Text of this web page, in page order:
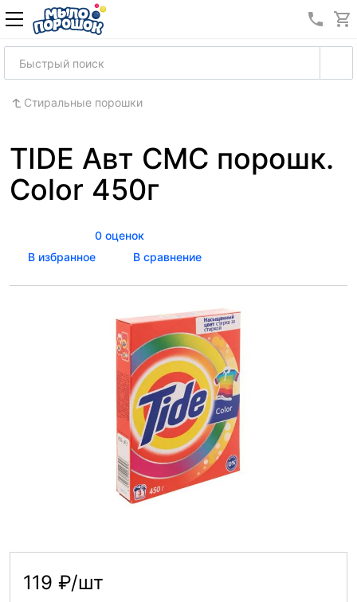
8
Стиральные порошки
TIDE Авт СМС порошк.
Color 450г
0 оценок
В избранное
В сравнение
119 ₽/шт